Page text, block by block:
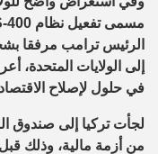
مسمى تفعيل نظام
الرئيس ترامب مرفقا ب
إلى الولايات المتحدة،
في حلول لإصلاح
لجأت تركيا إلى صندوق
من أزمة مالية، وذلك